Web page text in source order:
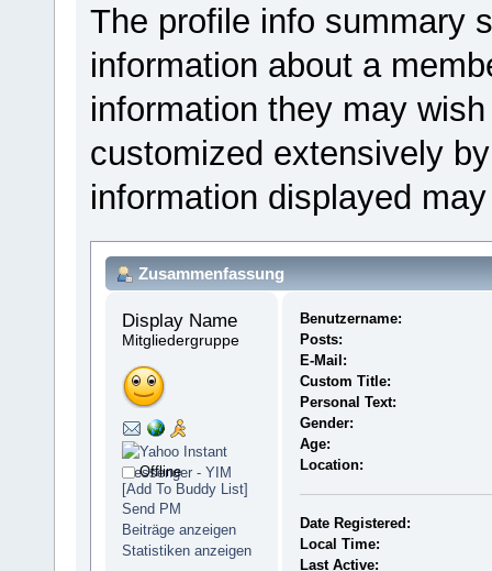
The profile info summary
information about a
information they may
customized extensively
information displayed
Zusammenfassung
Display Name
Mitgliedergruppe
Offline
[Add To Buddy List]
Send PM
Beiträge anzeigen
Statistiken anzeigen
Benutzername:
Posts:
E-Mail:
Custom Title:
Personal Text:
Gender:
Age:
Location:
Date Registered:
Local Time:
Last Active: